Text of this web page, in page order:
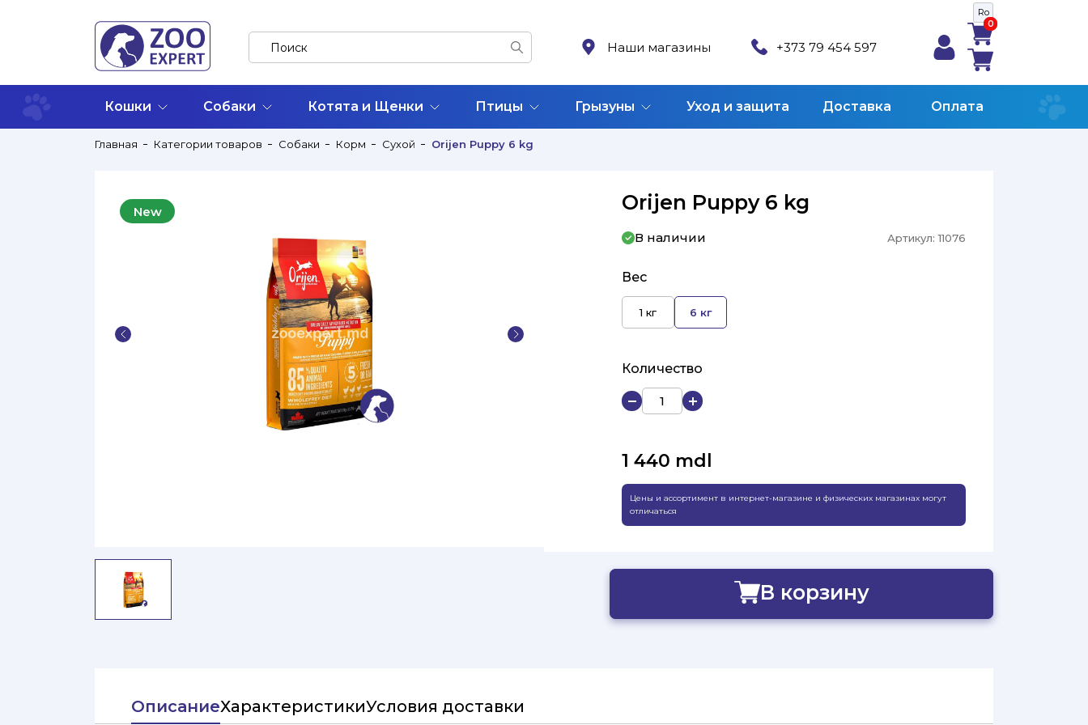
Ro
Наши магазины +373 79 454 597
0
0
Кошки Собаки Котята и Щенки Птицы Грызуны Уход и защита Доставка Оплата
Главная Категории товаров Собаки Корм Сухой Orijen Puppy 6 kg
New Orijen Puppy 6 kg
В наличии Артикул:11076
Вес
1 кг 6 кг
Количество
1 440 mdl
Цены и ассортимент в интернет-магазине и физических магазинах могут
отличаться
В корзину
ОписаниеХарактеристикиУсловия доставки